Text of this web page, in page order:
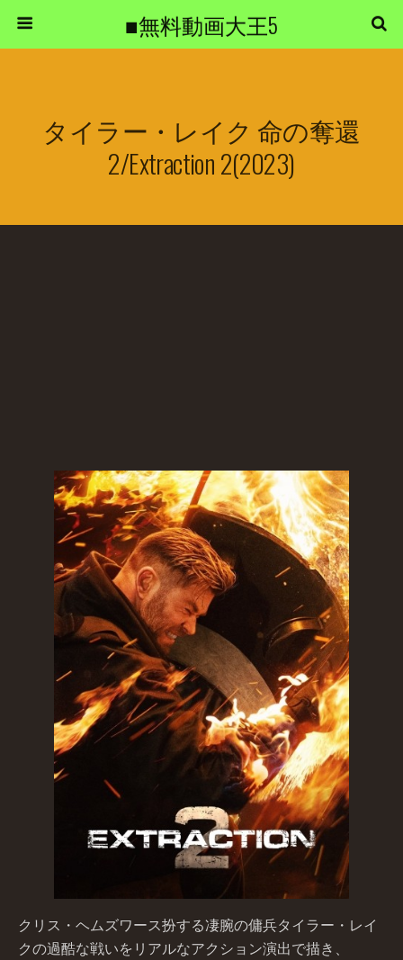
■無料動画大王5
タイラー・レイク 命の奪還
2/Extraction 2(2023)
クリス・ヘムズワース扮する凄腕の傭兵タイラー・レイ
クの過酷な戦いをリアルなアクション演出で描き、